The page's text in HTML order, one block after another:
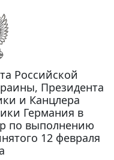
Российской
Президента
и Канцлера
Германия в
по выполнению
12 февраля